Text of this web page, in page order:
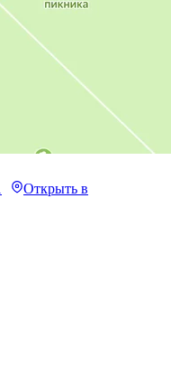
Открыть в